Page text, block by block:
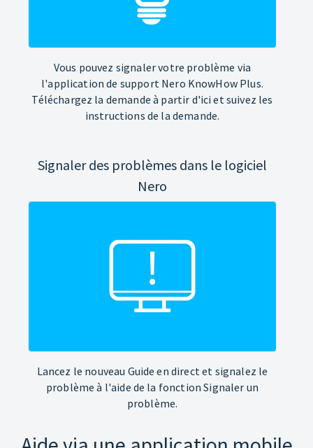
Vous pouvez signaler votre problème via
l'application de support Nero KnowHow Plus.
Téléchargez la demande à partir d'ici et suivez les
instructions de la demande.
Signaler des problèmes dans le logiciel
Nero
Lancez le nouveau Guide en direct et signalez le
problème à l'aide de la fonction Signaler un
problème.